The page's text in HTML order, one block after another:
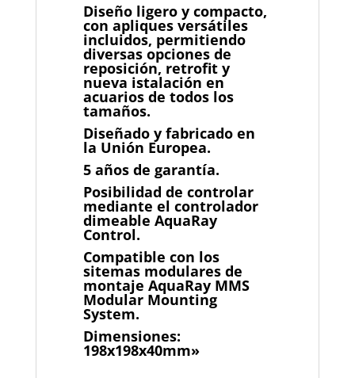
Diseño ligero y compacto,
con apliques versátiles
incluidos, permitiendo
diversas opciones de
reposición, retrofit y
nueva istalación en
acuarios de todos los
tamaños.
Diseñado y fabricado en
la Unión Europea.
5 años de garantía.
Posibilidad de controlar
mediante el controlador
dimeable AquaRay
Control.
Compatible con los
sitemas modulares de
montaje AquaRay MMS
Modular Mounting
System.
Dimensiones:
198x198x40mm»